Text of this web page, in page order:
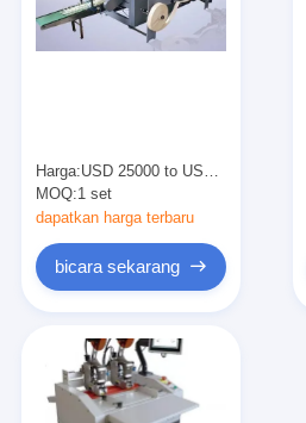
Harga:USD 25000 to USD 28000 per set
MOQ:1 set
dapatkan harga terbaru
bicara sekarang